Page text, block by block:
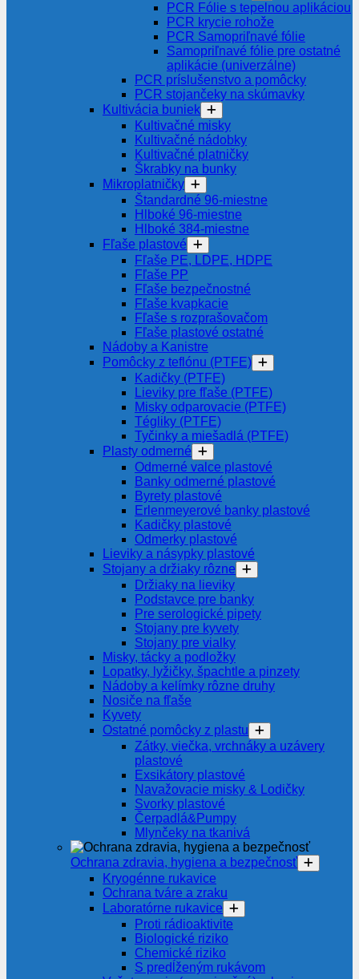
PCR Fólie s tepelnou aplikáciou
PCR krycie rohože
PCR Samopriľnavé fólie
Samopriľnavé fólie pre ostatné
aplikácie (univerzálne)
PCR príslušenstvo a pomôcky
PCR stojančeky na skúmavky
Kultivácia buniek
Kultivačné misky
Kultivačné nádobky
Kultivačné platničky
Škrabky na bunky
Mikroplatničky
Štandardné 96-miestne
Hlboké 96-miestne
Hlboké 384-miestne
Fľaše plastové
Fľaše PE, LDPE, HDPE
Fľaše PP
Fľaše bezpečnostné
Fľaše kvapkacie
Fľaše s rozprašovačom
Fľaše plastové ostatné
Nádoby a Kanistre
Pomôcky z teflónu (PTFE)
Kadičky (PTFE)
Lieviky pre fľaše (PTFE)
Misky odparovacie (PTFE)
Tégliky (PTFE)
Tyčinky a miešadlá (PTFE)
Plasty odmerné
Odmerné valce plastové
Banky odmerné plastové
Byrety plastové
Erlenmeyerové banky plastové
Kadičky plastové
Odmerky plastové
Lieviky a násypky plastové
Stojany a držiaky rôzne
Držiaky na lieviky
Podstavce pre banky
Pre serologické pipety
Stojany pre kyvety
Stojany pre vialky
Misky, tácky a podložky
Lopatky, lyžičky, špachtle a pinzety
Nádoby a kelímky rôzne druhy
Nosiče na fľaše
Kyvety
Ostatné pomôcky z plastu
Zátky, viečka, vrchnáky a uzávery
plastové
Exsikátory plastové
Navažovacie misky & Lodičky
Svorky plastové
Čerpadlá&Pumpy
Mlynčeky na tkanivá
Ochrana zdravia, hygiena a bezpečnosť
Kryogénne rukavice
Ochrana tváre a zraku
Laboratórne rukavice
Proti rádioaktivite
Biologické riziko
Chemické riziko
S predĺženým rukávom